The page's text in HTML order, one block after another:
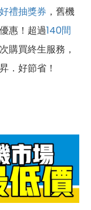
好禮抽獎券 ，舊機
惠！超過140間
購買終生服務，
．好節省！